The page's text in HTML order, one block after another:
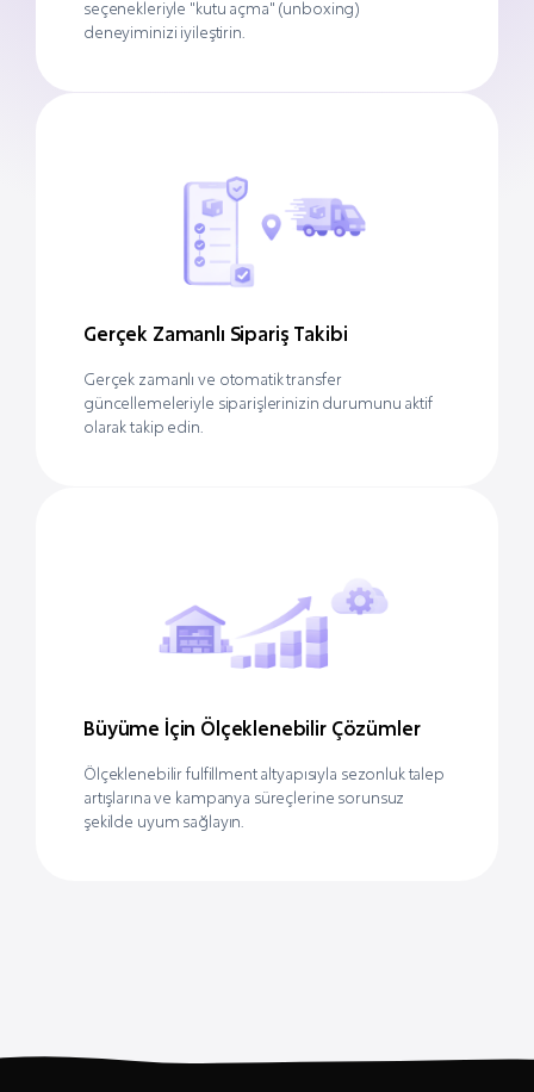
seçenekleriyle "kutu açma" (unboxing)
deneyiminizi iyileştirin.
Gerçek Zamanlı Sipariş Takibi
Gerçek zamanlı ve otomatik transfer
güncellemeleriyle siparişlerinizin durumunu aktif
olarak takip edin.
Büyüme İçin Ölçeklenebilir Çözümler
Ölçeklenebilir fulfillment altyapısıyla sezonluk talep
artışlarına ve kampanya süreçlerine sorunsuz
şekilde uyum sağlayın.